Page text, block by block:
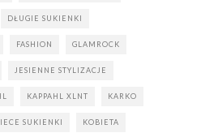
DŁUGIE SUKIENKI
FASHION GLAMROCK
JESIENNE STYLIZACJE
KAPPAHL XLNT KARKO
SUKIENKI KOBIETA